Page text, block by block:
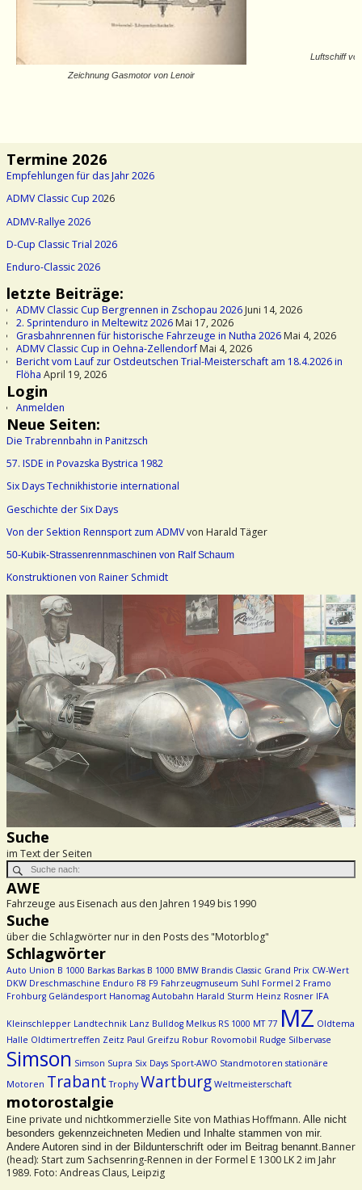
Zeichnung Gasmotor von Lenoir
Luftschiff
Termine 2026
Empfehlungen für das Jahr 2026
ADMV Classic Cup 2026
ADMV-Rallye 2026
D-Cup Classic Trial 2026
Enduro-Classic 2026
letzte Beiträge:
ADMV Classic Cup Bergrennen in Zschopau 2026Juni 14, 2026
2. Sprintenduro in Meltewitz 2026Mai 17, 2026
Grasbahnrennen für historische Fahrzeuge in Nutha 2026Mai 4, 2026
ADMV Classic Cup in Oehna-ZellendorfMai 4, 2026
Bericht vom Lauf zur Ostdeutschen Trial-Meisterschaft am 18.4.2026 in
Flöha April 19, 2026
Login
Anmelden
Neue Seiten:
Die Trabrennbahn in Panitzsch
57. ISDE in Povazska Bystrica 1982
Six Days Technikhistorie international
Geschichte der Six Days
Von der Sektion Rennsport zum ADMVvon Harald Täger
50-Kubik-Strassenrennmaschinen von Ralf Schaum
Konstruktionen von Rainer Schmidt
Suche
im Text der Seiten
AWE
Fahrzeuge aus Eisenach aus den Jahren 1949 bis 1990
Suche
über die Schlagwörter nur in den Posts des "Motorblog"
Schlagwörter
Auto Union B 1000 Barkas Barkas B 1000 BMW Brandis Classic Grand Prix CW-Wert
DKW Dreschmaschine Enduro F8 F9 Fahrzeugmuseum Suhl Formel 2 Framo
Frohburg Geländesport Hanomag Autobahn Harald Sturm Heinz Rosner IFA
Kleinschlepper Landtechnik Lanz Bulldog Melkus RS 1000 MT 77 MZ Oldtema
Halle Oldtimertreffen Zeitz Paul Greifzu Robur Rovomobil Rudge Silbervase
Simson Simson Supra Six Days Sport-AWO Standmotoren stationäre
Motoren Trabant Trophy Wartburg Weltmeisterschaft
motorostalgie
Eine private und nichtkommerzielle Site von Mathias Hoffmann. Alle nicht
besonders gekennzeichneten Medien und Inhalte stammen von mir.
Andere Autoren sind in der Bildunterschrift oder im Beitrag benannt. Banner
(head): Start zum Sachsenring-Rennen in der Formel E 1300 LK 2 im Jahr
1989. Foto: Andreas Claus, Leipzig